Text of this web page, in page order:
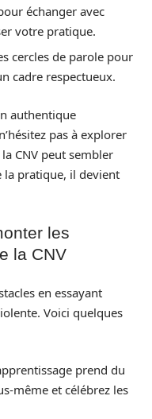
échanger avec
votre pratique.
cercles de parole pour
cadre respectueux.
authentique
pas à explorer
CNV peut sembler
la pratique, il devient
les
la CNV
en essayant
Voici quelques
prend du
même et célébrez les